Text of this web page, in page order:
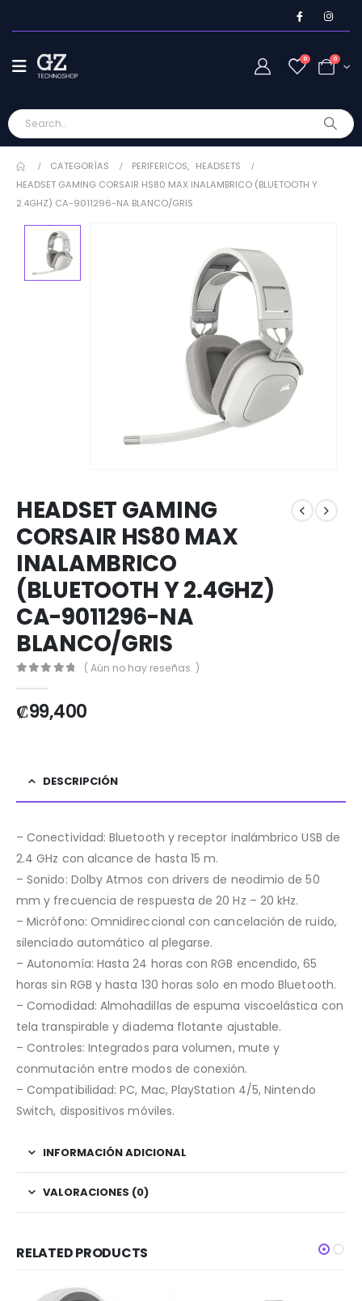
0 0
CATEGORÍAS PERIFERICOS, HEADSETS
HEADSET GAMING CORSAIR HS80 MAX INALAMBRICO (BLUETOOTH Y
2.4GHZ) CA-9011296-NA BLANCO/GRIS
HEADSET GAMING
CORSAIR HS80 MAX
INALAMBRICO
(BLUETOOTH Y 2.4GHZ)
CA-9011296-NA
BLANCO/GRIS
( Aún no hay reseñas. )
₡99,400
DESCRIPCIÓN
– Conectividad: Bluetooth y receptor inalámbrico USB de
2.4 GHz con alcance de hasta 15 m.
– Sonido: Dolby Atmos con drivers de neodimio de 50
mm y frecuencia de respuesta de 20 Hz – 20 kHz.
– Micrófono: Omnidireccional con cancelación de ruido,
silenciado automático al plegarse.
– Autonomía: Hasta 24 horas con RGB encendido, 65
horas sin RGB y hasta 130 horas solo en modo Bluetooth.
– Comodidad: Almohadillas de espuma viscoelástica con
tela transpirable y diadema flotante ajustable.
– Controles: Integrados para volumen, mute y
conmutación entre modos de conexión.
– Compatibilidad: PC, Mac, PlayStation 4/5, Nintendo
Switch, dispositivos móviles.
INFORMACIÓN ADICIONAL
VALORACIONES (0)
RELATED PRODUCTS